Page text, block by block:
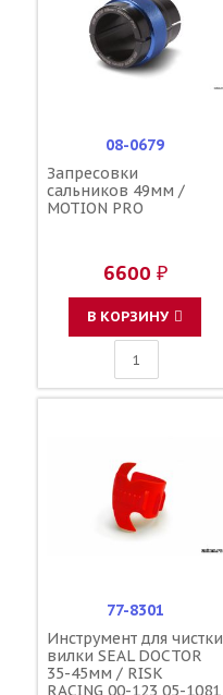
08-0679
Запресовки
сальников 49мм /
MOTION PRO
6600 ₽
В КОРЗИНУ
77-8301
Инструмент для чистки
вилки SEAL DOCTOR
35-45мм / RISK
RACING 00-123 05-1081